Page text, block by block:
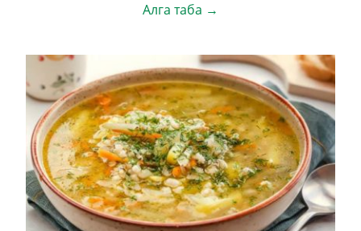
Алга таба →